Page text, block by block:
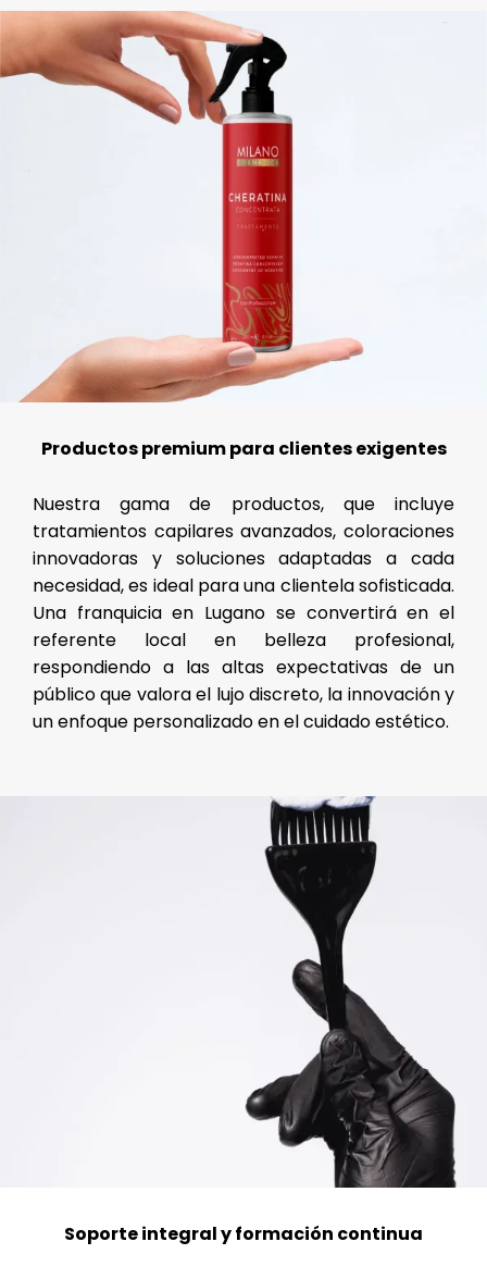
Productos premium para clientes exigentes
Nuestra gama de productos, que incluye
tratamientos capilares avanzados, coloraciones
innovadoras y soluciones adaptadas a cada
necesidad, es ideal para una clientela sofisticada.
Una franquicia en Lugano se convertirá en el
referente local en belleza profesional,
respondiendo a las altas expectativas de un
público que valora el lujo discreto, la innovación y
un enfoque personalizado en el cuidado estético.
Soporte integral y formación continua